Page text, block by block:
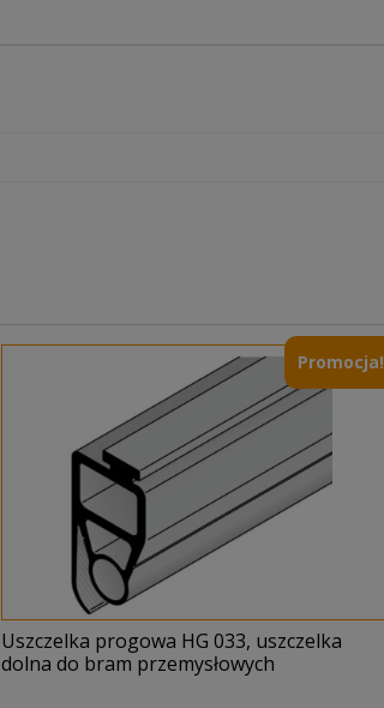
Promocja!
Uszczelka progowa HG 033, uszczelka
dolna do bram przemysłowych